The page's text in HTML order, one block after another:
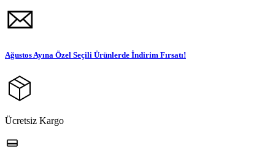
Ağustos Ayına Özel Seçili Ürünlerde İndirim Fırsatı!
Ücretsiz Kargo